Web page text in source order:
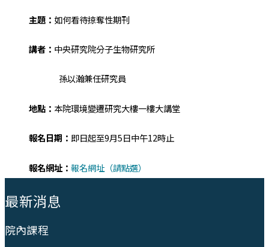
主題： 如何看待掠奪性期刊
講者： 中央研究院分子生物研究所
孫以瀚兼任研究員
地點： 本院環境變遷研究大樓一樓大講堂
報名日期： 即日起至9月5日中午12時止
報名網址： 報名網址（請點選）
最新消息
院內課程